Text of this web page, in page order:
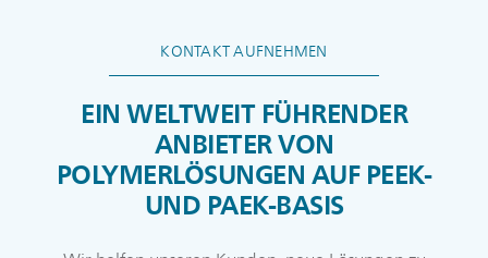
KONTAKT AUFNEHMEN
EIN WELTWEIT FÜHRENDER
ANBIETER VON
POLYMERLÖSUNGEN AUF PEEK-
UND PAEK-BASIS